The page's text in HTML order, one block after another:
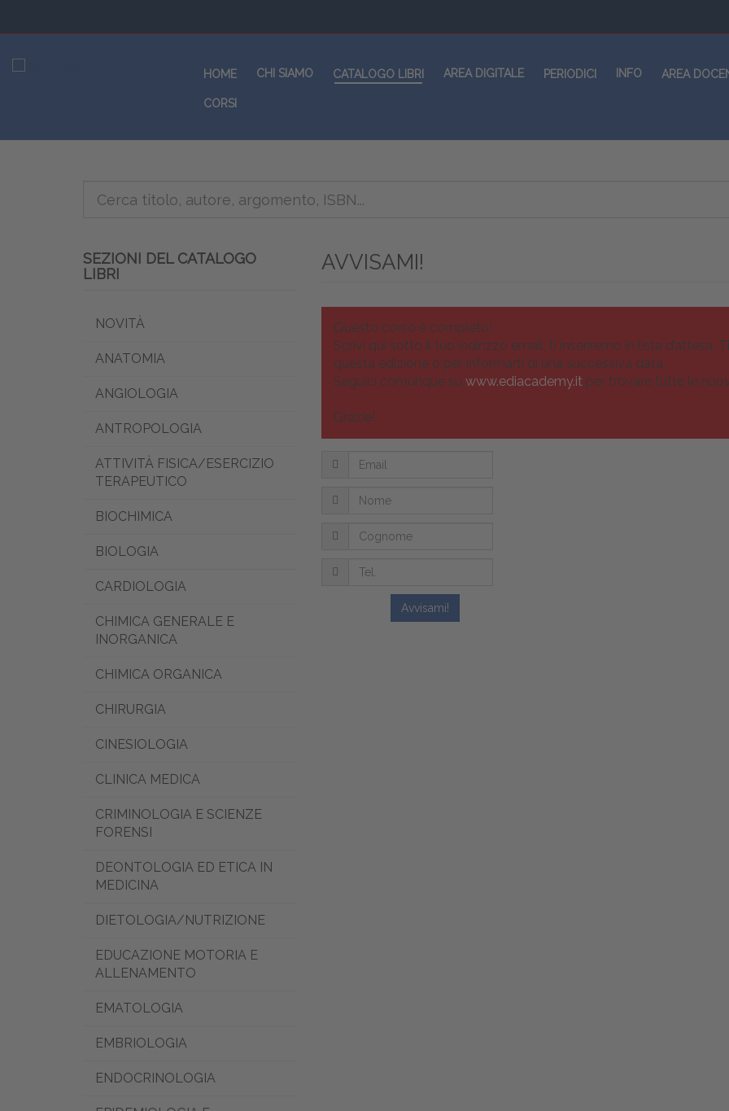
HOME CHI SIAMO CATALOGO LIBRI AREA DIGITALE PERIODICI INFO AREA
CORSI
AVVISAMI!
Questo corso è completo!
Scrivi qui sotto il tuo indirizzo email, ti inseriremo in lista
questa edizione o per informarti di una successiva data
Seguici comunque su www.ediacademy.it per trovare tutte le
Grazie!
Email
Nome
Cognome
Tel.
Avvisami!
SEZIONI DEL CATALOGO
LIBRI
NOVITÀ
ANATOMIA
ANGIOLOGIA
ANTROPOLOGIA
ATTIVITÀ FISICA/ESERCIZIO
TERAPEUTICO
BIOCHIMICA
BIOLOGIA
CARDIOLOGIA
CHIMICA GENERALE E
INORGANICA
CHIMICA ORGANICA
CHIRURGIA
CINESIOLOGIA
CLINICA MEDICA
CRIMINOLOGIA E SCIENZE
FORENSI
DEONTOLOGIA ED ETICA IN
MEDICINA
DIETOLOGIA/NUTRIZIONE
EDUCAZIONE MOTORIA E
ALLENAMENTO
EMATOLOGIA
EMBRIOLOGIA
ENDOCRINOLOGIA